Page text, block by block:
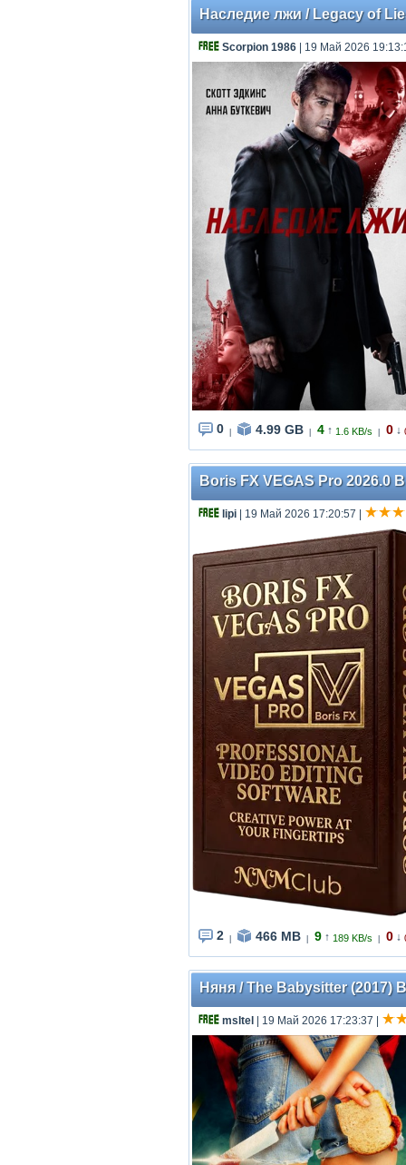
Наследие лжи / Legacy of
Scorpion 1986 | 19 Май 2026
0 4.99 GB 4 ↑ 1.6 KB/s 0 ↓
Boris FX VEGAS Pro 2026.0
lipi | 19 Май 2026 17:20:57
2 466 MB 9 ↑ 189 KB/s 0 ↓
Няня / The Babysitter (2017)
msltel | 19 Май 2026 17:23:37